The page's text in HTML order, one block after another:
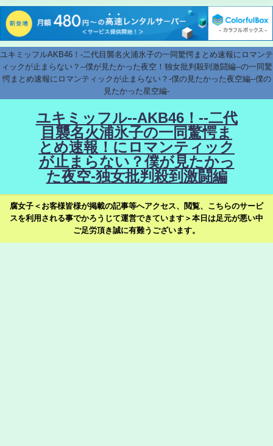
ユキミッフルAKB46！-二代目襲名火浦氷子の一同驚愕まとめ速報にロマンテ
ィックが止まらない？--僕が見たかった夜空！独女批判殺到激闘編--の一同驚
愕まとめ速報にロマンティックが止まらない？-僕の見たかった夜空編--僕の
見たかった星空編-
ユキミッフル--AKB46！--二代
目襲名火浦氷子の一同驚愕ま
とめ速報！にロマンティック
が止まらない？僕が見たかっ
た夜空-独女批判殺到激闘編
腐女子＜お客様皆様が掲載の記事等へアクセス、閲覧、こちらのサービ
スを利用される事でかろうじて運営できています＞本日は足元が悪い中
ご足労頂き誠に有難うございます。